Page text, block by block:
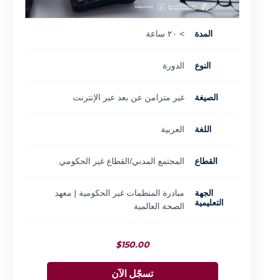
المدة > ٢٠ ساعة
النوع الدورة
الصيغة غير متزامن عن بعد عبر الإنترنت
اللغة العربية
القطاع المجتمع المدني/القطاع غير الحكومي
الجهة
التعليمية
مبادرة المنظمات غير الحكومية | معهد
الصحة العالمية
$150.00
تسجّل الآن